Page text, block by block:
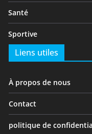
Santé
Sportive
Liens utiles
À propos de nous
Contact
politique de